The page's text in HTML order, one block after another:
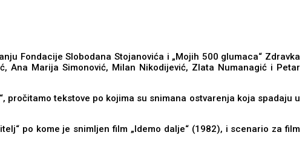
Fondacije Slobodana Stojanovića i „Mojih 500 glumaca“ Zdravka
Ana Marija Simonović, Milan Nikodijević, Zlata Numanagić i Petar
pročitamo tekstove po kojima su snimana ostvarenja koja spadaju u
po kome je snimljen film „Idemo dalje“ (1982), i scenario za film